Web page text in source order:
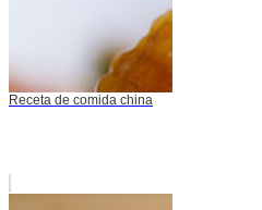
Receta de comida china